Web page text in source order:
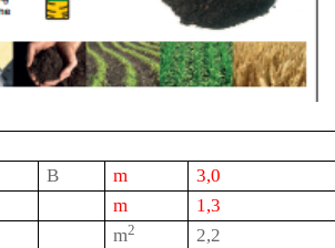
B m
3,0
m
1,3
m2
2,2